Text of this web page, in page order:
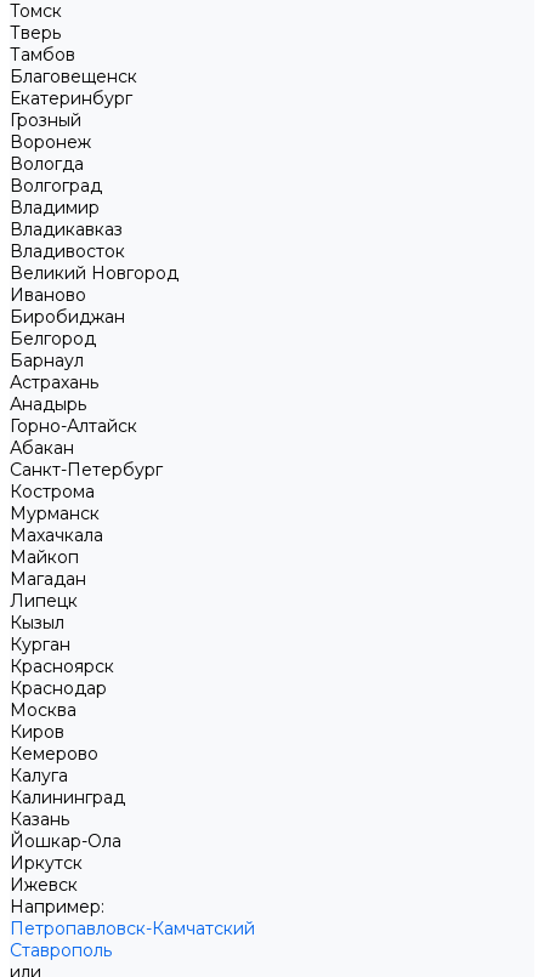
Томск
Тверь
Тамбов
Благовещенск
Екатеринбург
Грозный
Воронеж
Вологда
Волгоград
Владимир
Владикавказ
Владивосток
Великий Новгород
Иваново
Биробиджан
Белгород
Барнаул
Астрахань
Анадырь
Горно-Алтайск
Абакан
Санкт-Петербург
Кострома
Мурманск
Махачкала
Майкоп
Магадан
Липецк
Кызыл
Курган
Красноярск
Краснодар
Москва
Киров
Кемерово
Калуга
Калининград
Казань
Йошкар-Ола
Иркутск
Ижевск
Например:
Петропавловск-Камчатский
Ставрополь
или